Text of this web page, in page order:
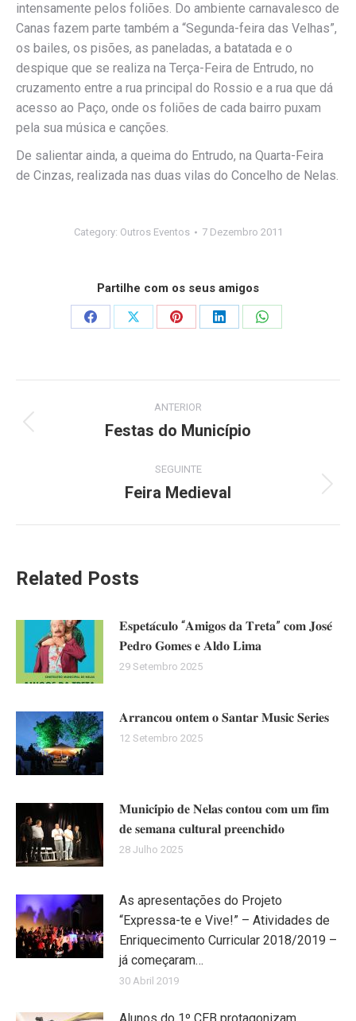
intensamente pelos foliões. Do ambiente carnavalesco de
Canas fazem parte também a “Segunda-feira das Velhas”,
os bailes, os pisões, as paneladas, a batatada e o
despique que se realiza na Terça-Feira de Entrudo, no
cruzamento entre a rua principal do Rossio e a rua que dá
acesso ao Paço, onde os foliões de cada bairro puxam
pela sua música e canções.
De salientar ainda, a queima do Entrudo, na Quarta-Feira
de Cinzas, realizada nas duas vilas do Concelho de Nelas.
Category: Outros Eventos 7 Dezembro 2011
Partilhe com os seus amigos
Share
Share
Share
Share
Share
navigation
ANTERIOR
Previous
Festas do Município
SEGUINTE
Next
Feira Medieval
Related Posts
𝐄𝐬𝐩𝐞𝐭𝐚́𝐜𝐮𝐥𝐨 “𝐀𝐦𝐢𝐠𝐨𝐬 𝐝𝐚 𝐓𝐫𝐞𝐭𝐚” 𝐜𝐨𝐦 𝐉𝐨𝐬𝐞́
𝐏𝐞𝐝𝐫𝐨 𝐆𝐨𝐦𝐞𝐬 𝐞 𝐀𝐥𝐝𝐨 𝐋𝐢𝐦𝐚
29 Setembro 2025
𝐀𝐫𝐫𝐚𝐧𝐜𝐨𝐮 𝐨𝐧𝐭𝐞𝐦 𝐨 𝐒𝐚𝐧𝐭𝐚𝐫 𝐌𝐮𝐬𝐢𝐜 𝐒𝐞𝐫𝐢𝐞𝐬
12 Setembro 2025
𝐌𝐮𝐧𝐢𝐜𝐢́𝐩𝐢𝐨 𝐝𝐞 𝐍𝐞𝐥𝐚𝐬 𝐜𝐨𝐧𝐭𝐨𝐮 𝐜𝐨𝐦 𝐮𝐦 𝐟𝐢𝐦
𝐝𝐞 𝐬𝐞𝐦𝐚𝐧𝐚 𝐜𝐮𝐥𝐭𝐮𝐫𝐚𝐥 𝐩𝐫𝐞𝐞𝐧𝐜𝐡𝐢𝐝𝐨
28 Julho 2025
As apresentações do Projeto
“Expressa-te e Vive!” – Atividades de
Enriquecimento Curricular 2018/2019 –
já começaram…
30 Abril 2019